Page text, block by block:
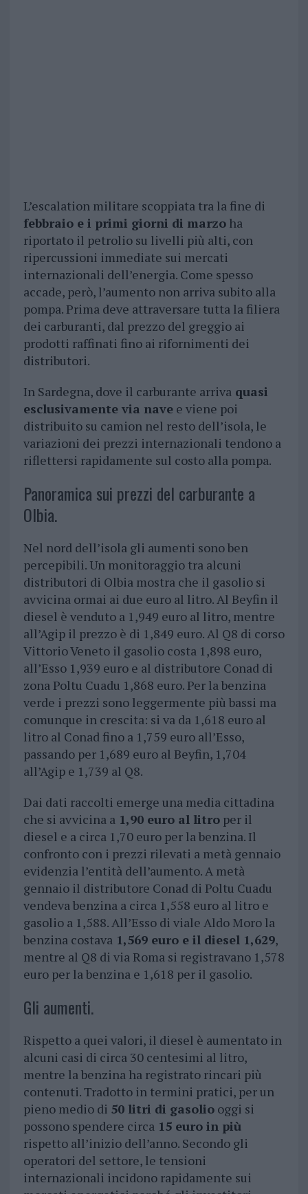
L’escalation militare scoppiata tra la fine di
febbraio e i primi giorni di marzoha
riportato il petrolio su livelli più alti, con
ripercussioni immediate sui mercati
internazionali dell’energia. Come spesso
accade, però, l’aumento non arriva subito alla
pompa. Prima deve attraversare tutta la filiera
dei carburanti, dal prezzo del greggio ai
prodotti raffinati fino ai rifornimenti dei
distributori.
In Sardegna, dove il carburante arrivaquasi
esclusivamente via navee viene poi
distribuito su camion nel resto dell’isola, le
variazioni dei prezzi internazionali tendono a
riflettersi rapidamente sul costo alla pompa.
Panoramica sui prezzi del carburante a
Olbia.
Nel nord dell’isola gli aumenti sono ben
percepibili. Un monitoraggio tra alcuni
distributori di Olbia mostra che il gasolio si
avvicina ormai ai due euro al litro. Al Beyfin il
diesel è venduto a 1,949 euro al litro, mentre
all’Agip il prezzo è di 1,849 euro. Al Q8 di corso
Vittorio Veneto il gasolio costa 1,898 euro,
all’Esso 1,939 euro e al distributore Conad di
zona Poltu Cuadu 1,868 euro. Per la benzina
verde i prezzi sono leggermente più bassi ma
comunque in crescita: si va da 1,618 euro al
litro al Conad fino a 1,759 euro all’Esso,
passando per 1,689 euro al Beyfin, 1,704
all’Agip e 1,739 al Q8.
Dai dati raccolti emerge una media cittadina
che si avvicina a1,90 euro al litroper il
diesel e a circa 1,70 euro per la benzina. Il
confronto con i prezzi rilevati a metà gennaio
evidenzia l’entità dell’aumento. A metà
gennaio il distributore Conad di Poltu Cuadu
vendeva benzina a circa 1,558 euro al litro e
gasolio a 1,588. All’Esso di viale Aldo Moro la
benzina costava1,569 euro e il diesel 1,629,
mentre al Q8 di via Roma si registravano 1,578
euro per la benzina e 1,618 per il gasolio.
Gli aumenti.
Rispetto a quei valori, il diesel è aumentato in
alcuni casi di circa 30 centesimi al litro,
mentre la benzina ha registrato rincari più
contenuti. Tradotto in termini pratici, per un
pieno medio di 50 litri di gasoliooggi si
possono spendere circa15 euro in più
rispetto all’inizio dell’anno. Secondo gli
operatori del settore, le tensioni
internazionali incidono rapidamente sui